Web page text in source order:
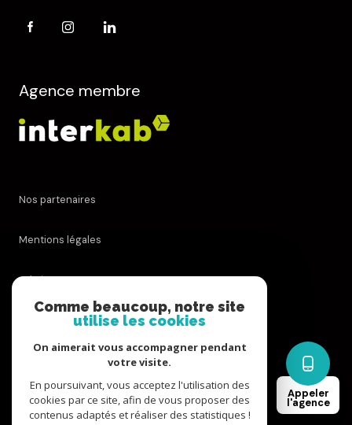
Appeler
l'agence
Agence membre
Nos partenaires
Mentions légales
Admin
Nos honoraires
Cookies
Comme beaucoup, notre site
utilise les cookies
On aimerait vous accompagner pendant
votre visite.
En poursuivant, vous acceptez l'utilisation des
cookies par ce site, afin de vous proposer des
contenus adaptés et réaliser des statistiques !